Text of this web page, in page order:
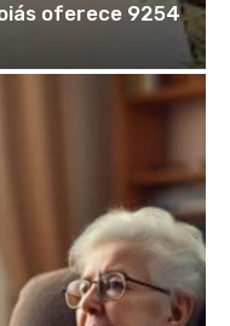
oferece 9254